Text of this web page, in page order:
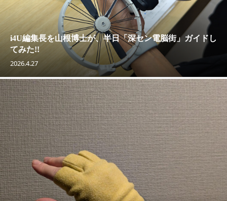
i4U編集長を山根博士が、半日「深セン電脳街」ガイドし
てみた!!
2026.4.27